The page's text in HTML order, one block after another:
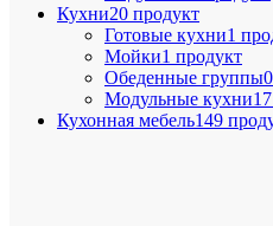
Кухни20 продукт
Готовые кухни1
Мойки1 продукт
Обеденные группы
Модульные кухни
Кухонная мебель149